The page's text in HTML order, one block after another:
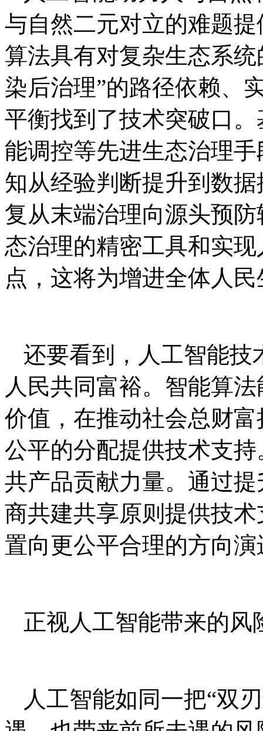
与自然二元对立的难题
算法具有对复杂生态系
染后治理”的路径依赖、
平衡找到了技术突破口
能调控等先进生态治理
知从经验判断提升到数
复从末端治理向源头预
态治理的精密工具和实
点，这将为增进全体人
还要看到，人工智能技
人民共同富裕。智能算
价值，在推动社会总财
公平的分配提供技术支
共产品贡献力量。通过
商共建共享原则提供技
置向更公平合理的方向演
正视人工智能带来的风
人工智能如同一把“双